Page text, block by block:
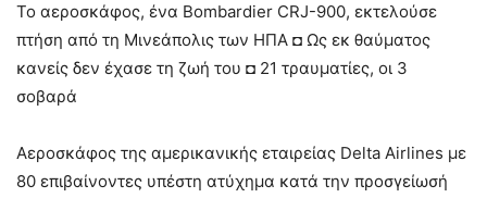
Το αεροσκάφος, ένα Bombardier CRJ-900, εκτελούσε
πτήση από τη Μινεάπολις των ΗΠΑ ◘ Ως εκ θαύματος
κανείς δεν έχασε τη ζωή του ◘ 21 τραυματίες, οι 3
σοβαρά
Αεροσκάφος της αμερικανικής εταιρείας Delta Airlines με
80 επιβαίνοντες υπέστη ατύχημα κατά την προσγείωσή